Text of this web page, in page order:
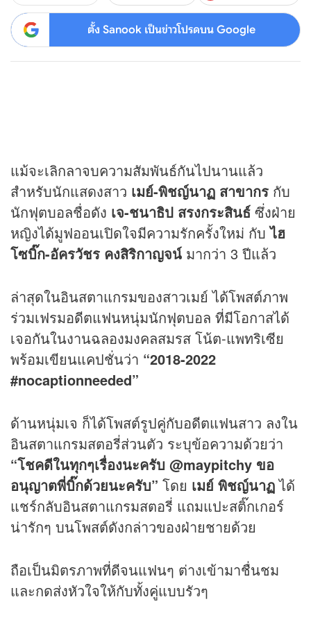
ตั้ง Sanook เป็นข่าวโปรดบน Google
แม้จะเลิกลาจบความสัมพันธ์กันไปนานแล้ว
สำหรับนักแสดงสาว เมย์-พิชญ์นาฏ สาขากร กับ
นักฟุตบอลชื่อดัง เจ-ชนาธิป สรงกระสินธ์ ซึ่งฝ่าย
หญิงได้มูฟออนเปิดใจมีความรักครั้งใหม่ กับไฮ
โซบิ๊ก-อัครวัชร คงสิริกาญจน์ มากว่า 3 ปีแล้ว
ล่าสุดในอินสตาแกรมของสาวเมย์ ได้โพสต์ภาพ
ร่วมเฟรมอดีตแฟนหนุ่มนักฟุตบอล ที่มีโอกาสได้
เจอกันในงานฉลองมงคลสมรส โน้ต-แพทริเซีย
พร้อมเขียนแคปชั่นว่า “2018-2022
#nocaptionneeded”
ด้านหนุ่มเจ ก็ได้โพสต์รูปคู่กับอดีตแฟนสาว ลงใน
อินสตาแกรมสตอรี่ส่วนตัว ระบุข้อความด้วยว่า
“โชคดีในทุกๆเรื่องนะครับ @maypitchy ขอ
อนุญาตพี่บิ๊กด้วยนะครับ” โดย เมย์ พิชญ์นาฏได้
แชร์กลับอินสตาแกรมสตอรี่ แถมแปะสติ๊กเกอร์
น่ารักๆ บนโพสต์ดังกล่าวของฝ่ายชายด้วย
ถือเป็นมิตรภาพที่ดีจนแฟนๆ ต่างเข้ามาชื่นชม
และกดส่งหัวใจให้กับทั้งคู่แบบรัวๆ